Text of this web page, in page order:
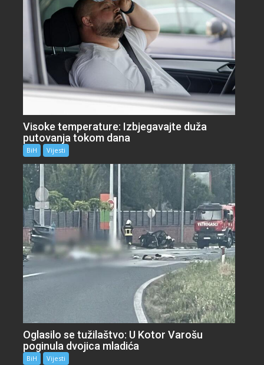
Visoke temperature: Izbjegavajte duža
putovanja tokom dana
BiH Vijesti
Oglasilo se tužilaštvo: U Kotor Varošu
poginula dvojica mladića
BiH Vijesti